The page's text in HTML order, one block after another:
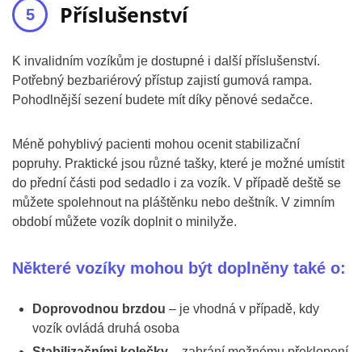
Příslušenství
K invalidním vozíkům je dostupné i další příslušenství.
Potřebný bezbariérový přístup zajistí gumová rampa.
Pohodlnější sezení budete mít díky pěnové sedačce.
Méně pohyblivý pacienti mohou ocenit stabilizační
popruhy. Praktické jsou různé tašky, které je možné umístit
do přední části pod sedadlo i za vozík. V případě deště se
můžete spolehnout na pláštěnku nebo deštník. V zimním
období můžete vozík doplnit o minilyže.
Některé vozíky mohou být doplněny také o:
Doprovodnou brzdou – je vhodná v případě, kdy
vozík ovládá druhá osoba